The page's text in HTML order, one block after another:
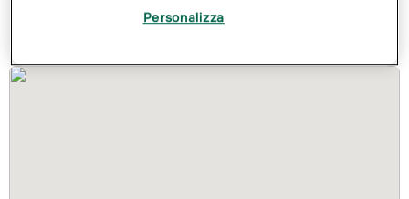
Personalizza